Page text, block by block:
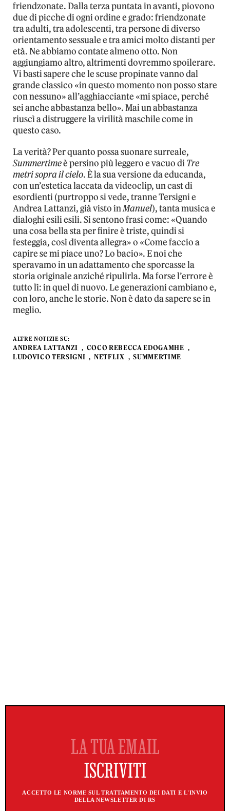
friendzonate. Dalla terza puntata in avanti, piovono
due di picche di ogni ordine e grado: friendzonate
tra adulti, tra adolescenti, tra persone di diverso
orientamento sessuale e tra amici molto distanti per
età. Ne abbiamo contate almeno otto. Non
aggiungiamo altro, altrimenti dovremmo spoilerare.
Vi basti sapere che le scuse propinate vanno dal
grande classico «in questo momento non posso stare
con nessuno» all’agghiacciante «mi spiace, perché
sei anche abbastanza bello». Mai un abbastanza
riuscì a distruggere la virilità maschile come in
questo caso.
La verità? Per quanto possa suonare surreale,
Summertimeè persino più leggero e vacuo diTre
metri sopra il cielo. È la sua versione da educanda,
con un’estetica laccata da videoclip, un cast di
esordienti (purtroppo si vede, tranne Tersigni e
Andrea Lattanzi, già visto inManuel), tanta musica e
dialoghi esili esili. Si sentono frasi come: «Quando
una cosa bella sta per finire è triste, quindi si
festeggia, così diventa allegra» o «Come faccio a
capire se mi piace uno? Lo bacio». E noi che
speravamo in un adattamento che sporcasse la
storia originale anziché ripulirla. Ma forse l’errore è
tutto lì: in quel di nuovo. Le generazioni cambiano e,
con loro, anche le storie. Non è dato da sapere se in
meglio.
ALTRE NOTIZIE SU:
ANDREA LATTANZI
COCO REBECCA EDOGAMHE
LUDOVICO TERSIGNI
NETFLIX SUMMERTIME
ACCETTO LE NORME SUL TRATTAMENTO DEI DATI E L'INVIO
DELLA NEWSLETTER DI RS